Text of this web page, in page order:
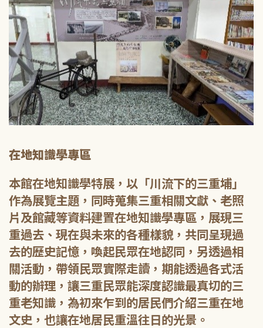
在地知識學專區
本館在地知識學特展，以「川流下的三重埔」
作為展覽主題，同時蒐集三重相關文獻、老照
片及館藏等資料建置在地知識學專區，展現三
重過去、現在與未來的各種樣貌，共同呈現過
去的歷史記憶，喚起民眾在地認同，另透過相
關活動，帶領民眾實際走讀，期能透過各式活
動的辦理，讓三重民眾能深度認識最真切的三
重老知識，為初來乍到的居民們介紹三重在地
文史，也讓在地居民重溫往日的光景。